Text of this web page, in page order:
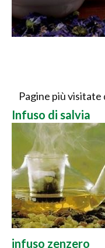
Pagine più
Infuso di salvia
infuso zenzero